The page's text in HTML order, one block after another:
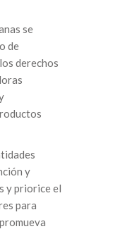
se
de
derechos
y
y priorice el
para